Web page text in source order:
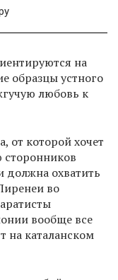
на
образцы устного
любовь к
от которой хочет
сторонников
должна охватить
во
вообще все
на каталанском